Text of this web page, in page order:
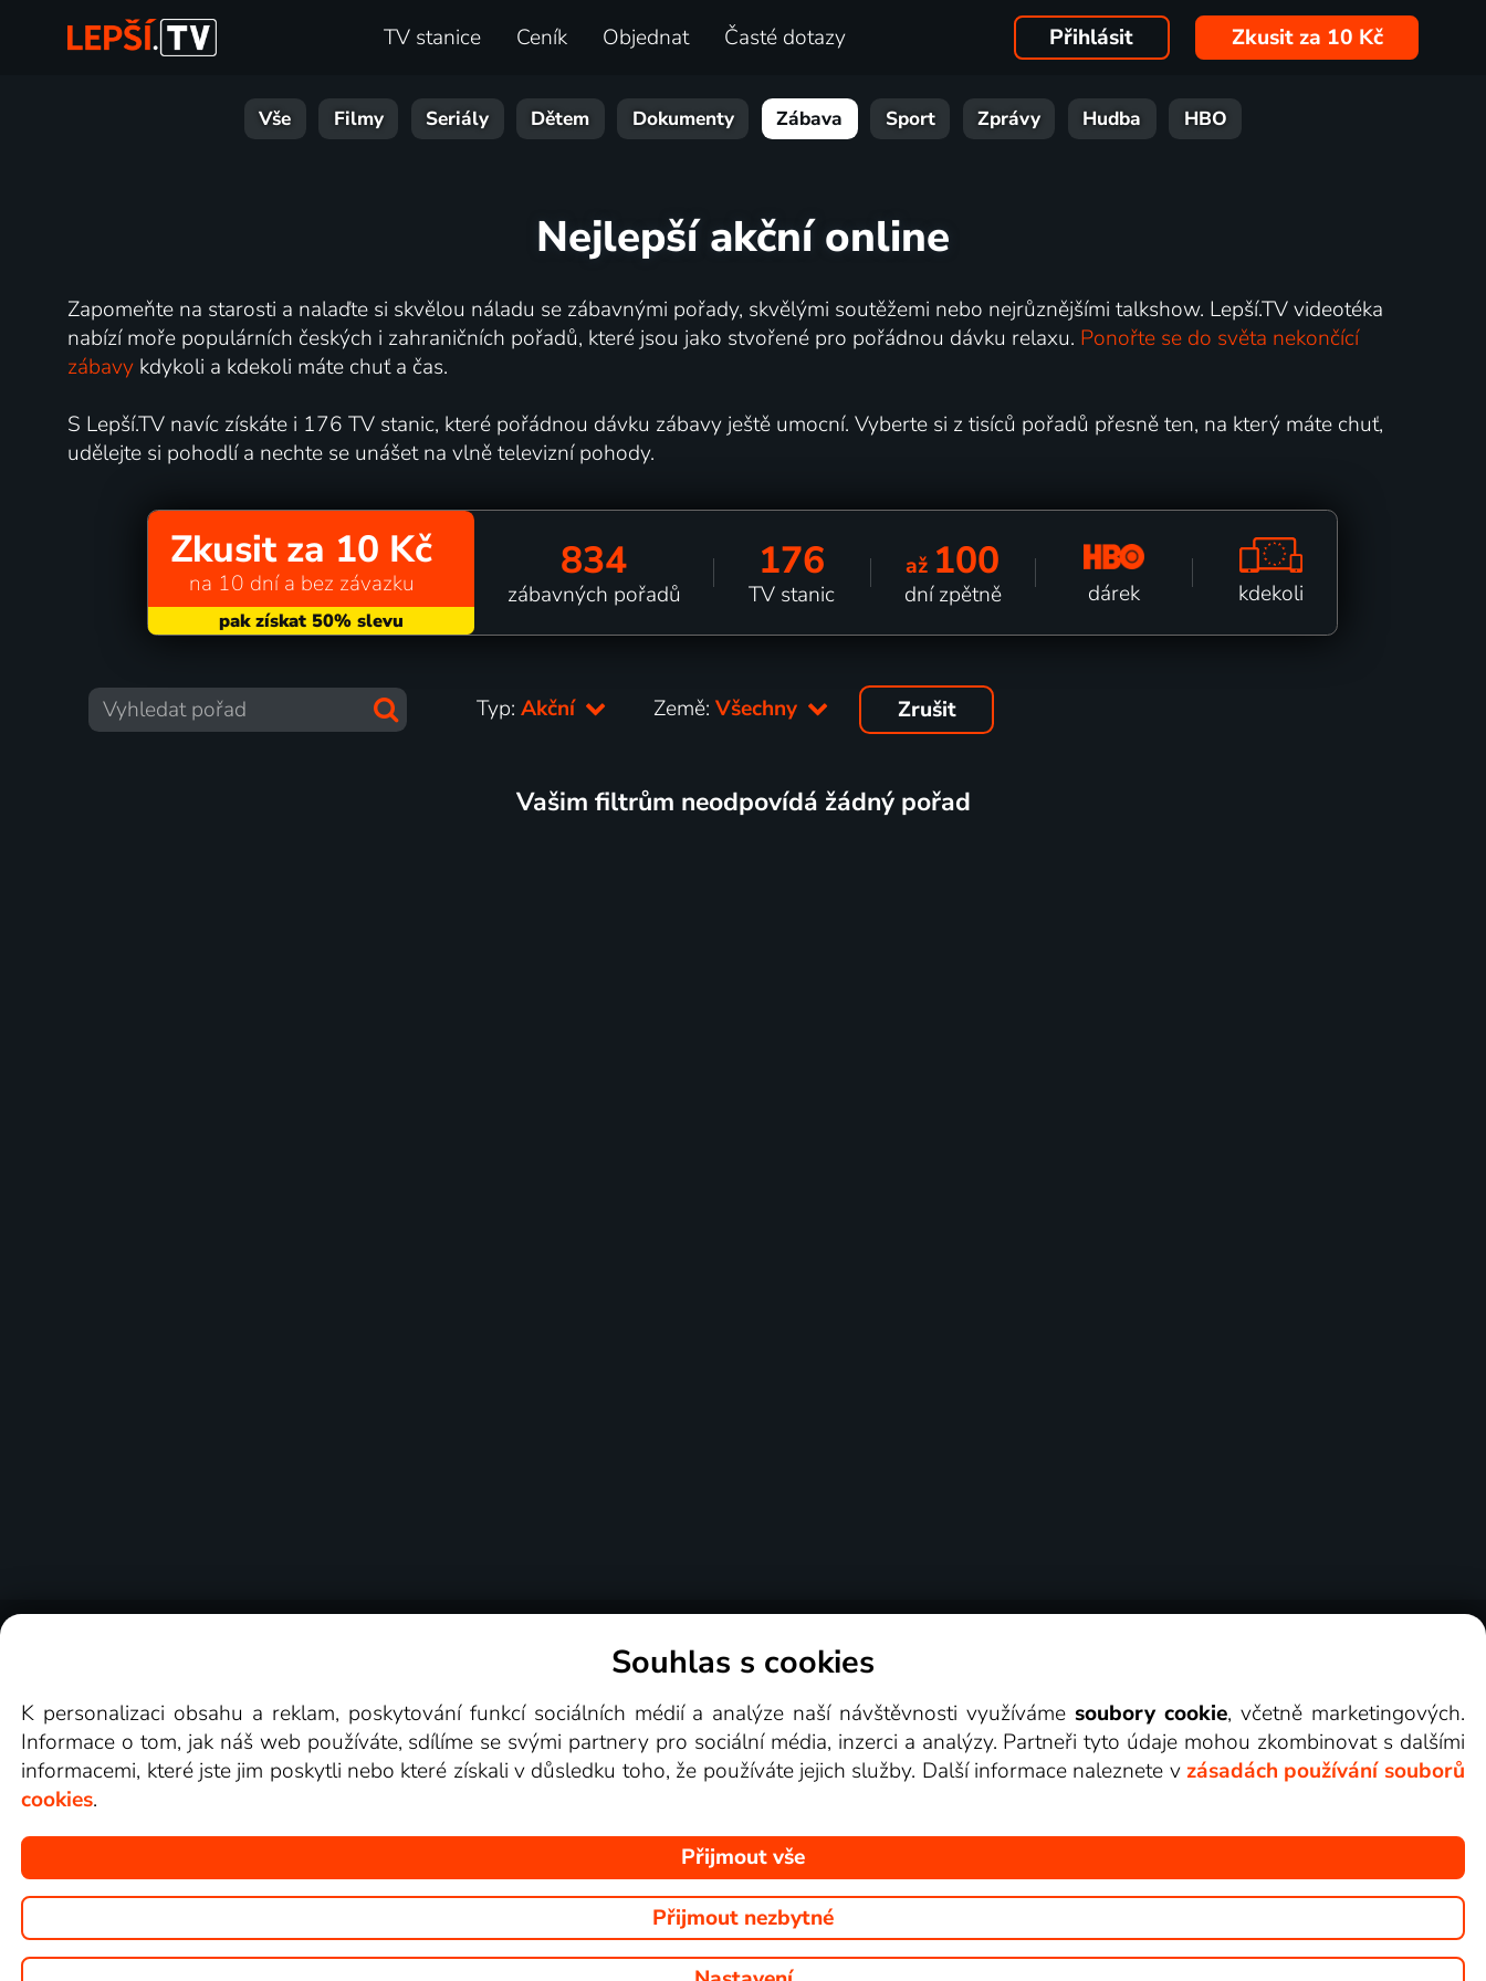
TV stanice Ceník Objednat Časté dotazy Přihlásit Zkusit za 10 Kč
Vše Filmy Seriály Dětem Dokumenty Zábava Sport Zprávy Hudba HBO
Nejlepší akční online
Zapomeňte na starosti a nalaďte si skvělou náladu se zábavnými pořady, skvělými soutěžemi nebo nejrůznějšími talkshow. Lepší.TV videotéka
nabízí moře populárních českých i zahraničních pořadů, které jsou jako stvořené pro pořádnou dávku relaxu. Ponořte se do světa nekončící
zábavykdykoli a kdekoli máte chuť a čas.
S Lepší.TV navíc získáte i 176 TV stanic, které pořádnou dávku zábavy ještě umocní. Vyberte si z tisíců pořadů přesně ten, na který máte chuť,
udělejte si pohodlí a nechte se unášet na vlně televizní pohody.
Zkusit za 10 Kč
na 10 dní a bez závazku 834
zábavných pořadů
176
TV stanic
až 100
dní zpětně dárek kdekoli
Typ:Akční Země:Všechny Zrušit
Vašim filtrům neodpovídá žádný pořad
Videotéka
Copyright © goNET s.r.o. Na tomto webu jsou zobrazovány obrázky z pořadů TV stanic, které můžete sledovat v Lepší.TV.
Souhlas s cookies
K personalizaci obsahu a reklam, poskytování funkcí sociálních médií a analýze naší návštěvnosti využívámesoubory cookie, včetně marketingových.
Informace o tom, jak náš web používáte, sdílíme se svými partnery pro sociální média, inzerci a analýzy. Partneři tyto údaje mohou zkombinovat s dalšími
informacemi, které jste jim poskytli nebo které získali v důsledku toho, že používáte jejich služby. Další informace naleznete v zásadách používání souborů
cookies.
Přijmout vše
Přijmout nezbytné